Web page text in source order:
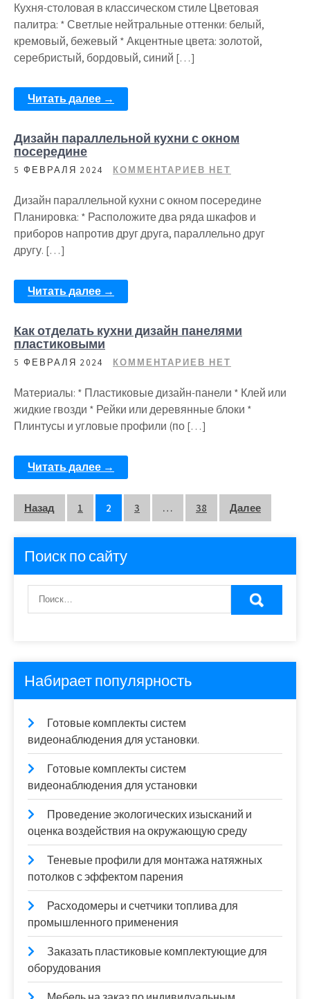
Кухня-столовая в классическом стиле Цветовая
палитра: * Светлые нейтральные оттенки: белый,
кремовый, бежевый * Акцентные цвета: золотой,
серебристый, бордовый, синий […]
Читать далее →
Дизайн параллельной кухни с окном
посередине
5 ФЕВРАЛЯ 2024 КОММЕНТАРИЕВ НЕТ
Дизайн параллельной кухни с окном посередине
Планировка: * Расположите два ряда шкафов и
приборов напротив друг друга, параллельно друг
другу. […]
Читать далее →
Как отделать кухни дизайн панелями
пластиковыми
5 ФЕВРАЛЯ 2024 КОММЕНТАРИЕВ НЕТ
Материалы: * Пластиковые дизайн-панели * Клей или
жидкие гвозди * Рейки или деревянные блоки *
Плинтусы и угловые профили (по […]
Читать далее →
Пагинация
записей
Назад 1 2 3 … 38 Далее
Поиск по сайту
Набирает популярность
Готовые комплекты систем
видеонаблюдения для установки.
Готовые комплекты систем
видеонаблюдения для установки
Проведение экологических изысканий и
оценка воздействия на окружающую среду
Теневые профили для монтажа натяжных
потолков с эффектом парения
Расходомеры и счетчики топлива для
промышленного применения
Заказать пластиковые комплектующие для
оборудования